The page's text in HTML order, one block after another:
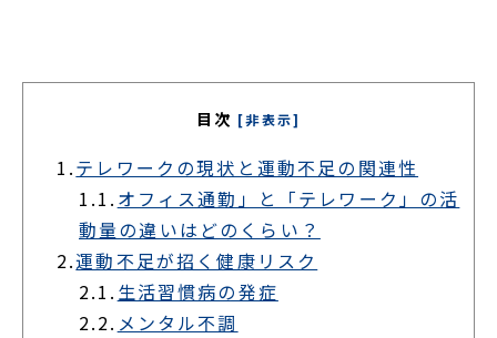
目次 [非表示]
1.テレワークの現状と運動不足の関連性
1.1. オフィス通勤」と「テレワーク」の活
動量の違いはどのくらい？
2.運動不足が招く健康リスク
2.1. 生活習慣病の発症
2.2. メンタル不調